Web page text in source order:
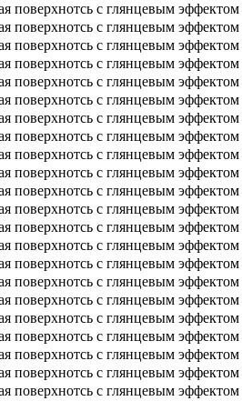
поверхнотсь с глянцевым эффектом
поверхнотсь с глянцевым эффектом
поверхнотсь с глянцевым эффектом
поверхнотсь с глянцевым эффектом
поверхнотсь с глянцевым эффектом
поверхнотсь с глянцевым эффектом
поверхнотсь с глянцевым эффектом
поверхнотсь с глянцевым эффектом
поверхнотсь с глянцевым эффектом
поверхнотсь с глянцевым эффектом
поверхнотсь с глянцевым эффектом
поверхнотсь с глянцевым эффектом
поверхнотсь с глянцевым эффектом
поверхнотсь с глянцевым эффектом
поверхнотсь с глянцевым эффектом
поверхнотсь с глянцевым эффектом
поверхнотсь с глянцевым эффектом
поверхнотсь с глянцевым эффектом
поверхнотсь с глянцевым эффектом
поверхнотсь с глянцевым эффектом
поверхнотсь с глянцевым эффектом
поверхнотсь с глянцевым эффектом